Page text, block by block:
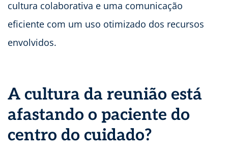
cultura colaborativa e uma comunicação
eficiente com um uso otimizado dos recursos
envolvidos.
A cultura da reunião está
afastando o paciente do
centro do cuidado?